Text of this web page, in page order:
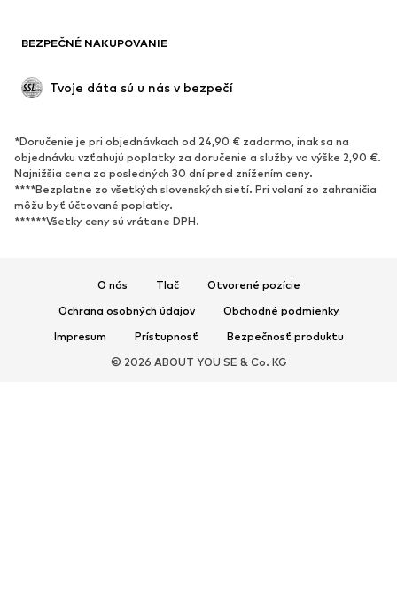
Upcyklácia
Nové
Obľúbené
Tenisky
Členkové čižmy
Topánky na vysokom podpätku
Sandále
Papuče
Exkluzívne
BEZPEČNÉ NAKUPOVANIE
Tvoje dáta sú u nás v bezpečí
*Doručenie je pri objednávkach od 24,90 € zadarmo, inak sa na
objednávku vzťahujú poplatky za doručenie a služby vo výške 2,90 €.
Najnižšia cena za posledných 30 dní pred znížením ceny.
****Bezplatne zo všetkých slovenských sietí. Pri volaní zo zahraničia
môžu byť účtované poplatky.
******Všetky ceny sú vrátane DPH.
O nás Tlač
Otvorené pozície
Ochrana osobných údajov
Obchodné podmienky
Impresum
Prístupnosť
Bezpečnosť produktu
© 2026 ABOUT YOU SE & Co. KG